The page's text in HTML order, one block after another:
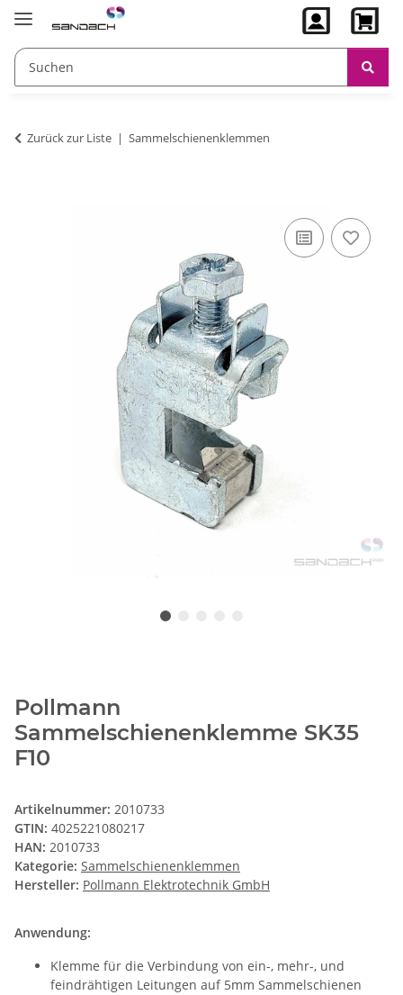
Zurück zur Liste Sammelschienenklemmen
Pollmann
Sammelschienenklemme SK35
F10
Artikelnummer: 2010733
GTIN: 4025221080217
HAN: 2010733
Kategorie: Sammelschienenklemmen
Hersteller: Pollmann Elektrotechnik GmbH
Anwendung:
Klemme für die Verbindung von ein-, mehr-, und
feindrähtigen Leitungen auf 5mm Sammelschienen